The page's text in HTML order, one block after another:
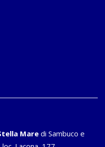
Mare di Sambuco e